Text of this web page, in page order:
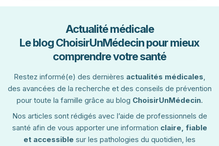
Actualité médicale
Le blog ChoisirUnMédecin pour mieux
comprendre votre santé
Restez informé(e) des dernières actualités médicales,
des avancées de la recherche et des conseils de prévention
pour toute la famille grâce au blog ChoisirUnMédecin.
Nos articles sont rédigés avec l’aide de professionnels de
santé afin de vous apporter une information claire, fiable
et accessible sur les pathologies du quotidien, les